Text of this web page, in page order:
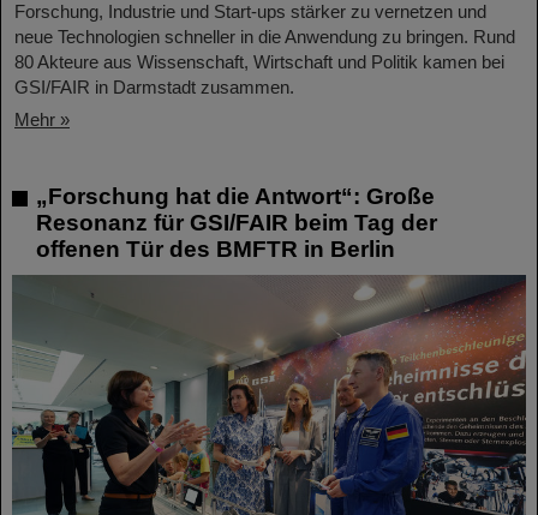
Forschung, Industrie und Start-ups stärker zu vernetzen und
neue Technologien schneller in die Anwendung zu bringen. Rund
80 Akteure aus Wissenschaft, Wirtschaft und Politik kamen bei
GSI/FAIR in Darmstadt zusammen.
Mehr »
„Forschung hat die Antwort“: Große
Resonanz für GSI/FAIR beim Tag der
offenen Tür des BMFTR in Berlin